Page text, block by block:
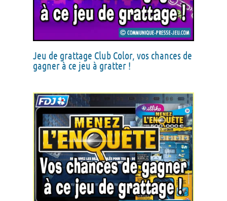
Jeu de grattage Club Color, vos chances de
gagner à ce jeu à gratter !